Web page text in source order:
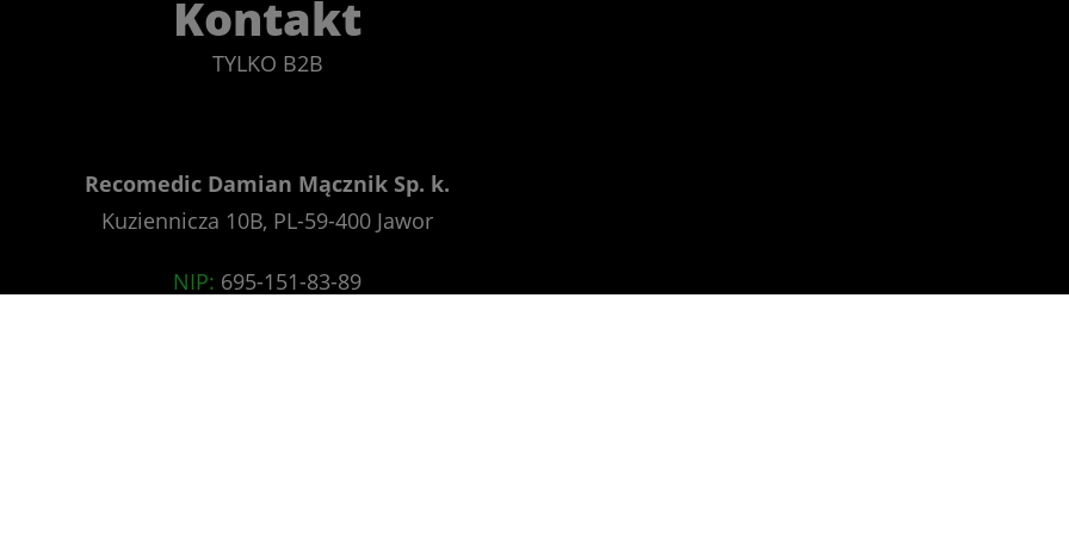
Kontakt
TYLKO B2B
Recomedic Damian Mącznik Sp. k.
Kuziennicza 10B, PL-59-400 Jawor
NIP: 695-151-83-89